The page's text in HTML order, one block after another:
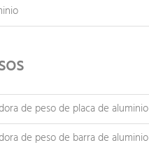
de peso de placa de aluminio
de peso de barra de aluminio